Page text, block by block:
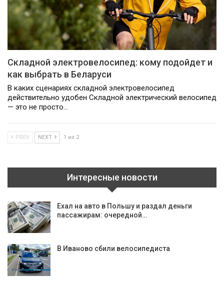
Складной электровелосипед: кому подойдет и
как выбрать в Беларуси
В каких сценариях складной электровелосипед
действительно удобен Складной электрический велосипед
— это не просто…
PREV NEXT 1 из 2
Интересные новости
Ехал на авто в Польшу и раздал деньги
пассажирам: очередной…
В Иваново сбили велосипедиста